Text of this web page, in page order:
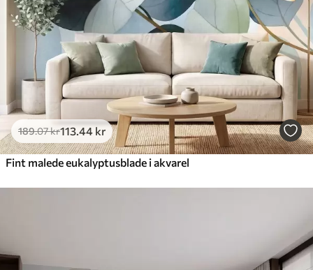
Premium vinyl
516.67310 .00
Peel and Stick
666.67 400.00kr/m²
189.07kr113 .44 kr
Fint malede eukalyptusblade i akvarel